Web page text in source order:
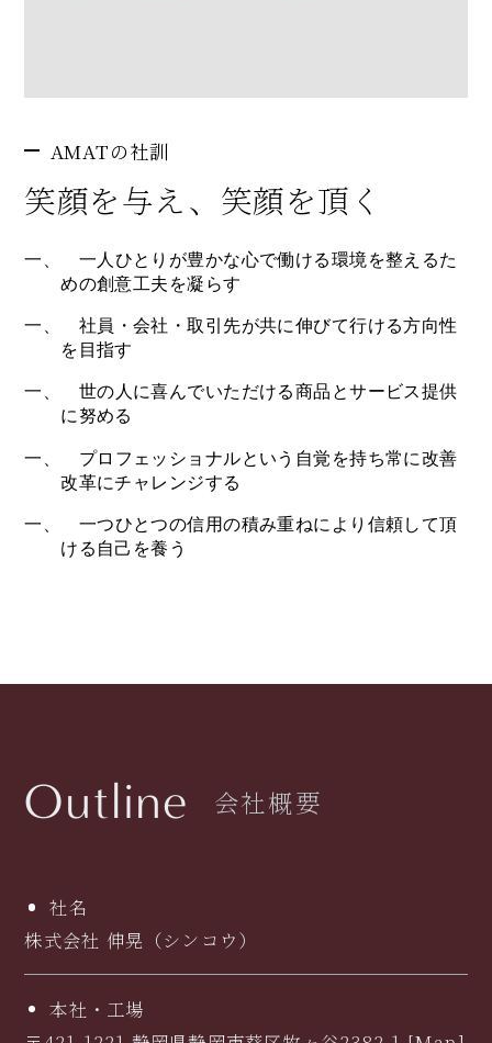
AMATの社訓
笑顔を与え、笑顔を頂く
一、 一人ひとりが豊かな心で働ける環境を整えるた
めの創意工夫を凝らす
一、 社員・会社・取引先が共に伸びて行ける方向性
を目指す
一、 世の人に喜んでいただける商品とサービス提供
に努める
一、 プロフェッショナルという自覚を持ち常に改善
改革にチャレンジする
一、 一つひとつの信用の積み重ねにより信頼して頂
ける自己を養う
Outline 会社概要
社名
株式会社 伸晃（シンコウ）
本社・工場